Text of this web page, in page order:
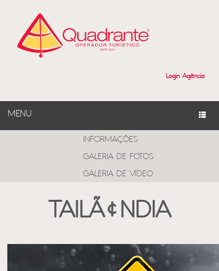
Login Agência
MENU
INFORMAÇÕES
GALERIA DE FOTOS
GALERIA DE VÍDEO
TAILÃ¢NDIA